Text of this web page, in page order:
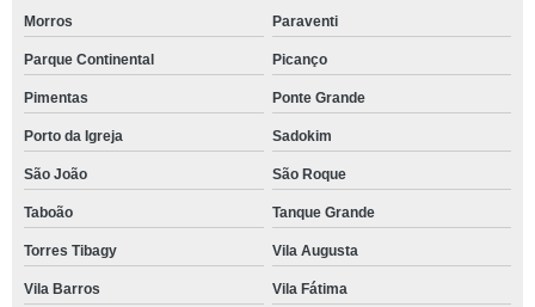
Morros Paraventi
Parque Continental Picanço
Pimentas Ponte Grande
Porto da Igreja Sadokim
São João São Roque
Taboão Tanque Grande
Torres Tibagy Vila Augusta
Vila Barros Vila Fátima